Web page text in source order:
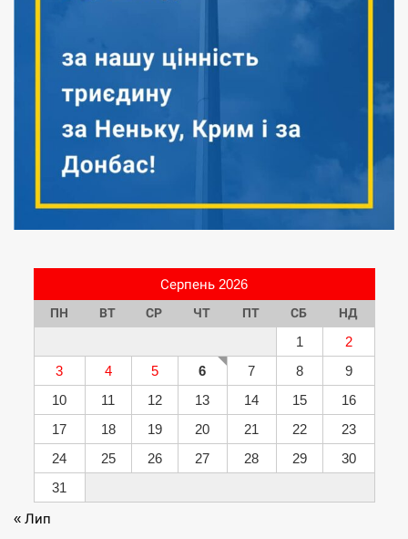
Серпень 2026
ПН ВТ СР ЧТ ПТ СБ НД
1
2
3
4 5 6 7 8
9
10
11 12 13 14 15
16
17
18 19 20 21 22
23
24
25 26 27 28 29
30
31
« Лип